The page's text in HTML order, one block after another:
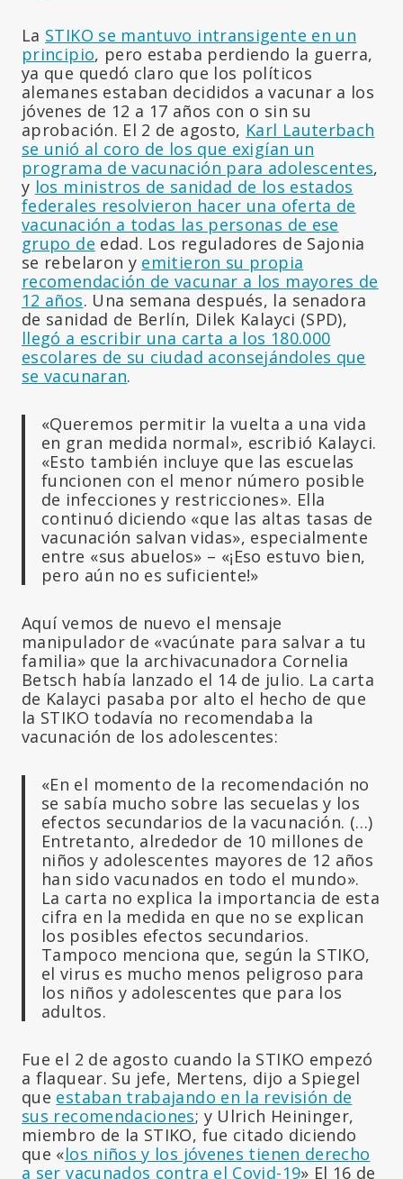
La STIKO se mantuvo intransigente en un
principio, pero estaba perdiendo la guerra,
ya que quedó claro que los políticos
alemanes estaban decididos a vacunar a los
jóvenes de 12 a 17 años con o sin su
aprobación. El 2 de agosto, Karl Lauterbach
se unió al coro de los que exigían un
programa de vacunación para adolescentes,
y los ministros de sanidad de los estados
federales resolvieron hacer una oferta de
vacunación a todas las personas de ese
grupo de edad. Los reguladores de Sajonia
se rebelaron y emitieron su propia
recomendación de vacunar a los mayores de
12 años. Una semana después, la senadora
de sanidad de Berlín, Dilek Kalayci (SPD),
llegó a escribir una carta a los 180.000
escolares de su ciudad aconsejándoles que
se vacunaran.
«Queremos permitir la vuelta a una vida
en gran medida normal», escribió Kalayci.
«Esto también incluye que las escuelas
funcionen con el menor número posible
de infecciones y restricciones». Ella
continuó diciendo «que las altas tasas de
vacunación salvan vidas», especialmente
entre «sus abuelos» – «¡Eso estuvo bien,
pero aún no es suficiente!»
Aquí vemos de nuevo el mensaje
manipulador de «vacúnate para salvar a tu
familia» que la archivacunadora Cornelia
Betsch había lanzado el 14 de julio. La carta
de Kalayci pasaba por alto el hecho de que
la STIKO todavía no recomendaba la
vacunación de los adolescentes:
«En el momento de la recomendación no
se sabía mucho sobre las secuelas y los
efectos secundarios de la vacunación. (…)
Entretanto, alrededor de 10 millones de
niños y adolescentes mayores de 12 años
han sido vacunados en todo el mundo».
La carta no explica la importancia de esta
cifra en la medida en que no se explican
los posibles efectos secundarios.
Tampoco menciona que, según la STIKO,
el virus es mucho menos peligroso para
los niños y adolescentes que para los
adultos.
Fue el 2 de agosto cuando la STIKO empezó
a flaquear. Su jefe, Mertens, dijo a Spiegel
que estaban trabajando en la revisión de
sus recomendaciones; y Ulrich Heininger,
miembro de la STIKO, fue citado diciendo
que «los niños y los jóvenes tienen derecho
a ser vacunados contra el Covid-19» El 16 de